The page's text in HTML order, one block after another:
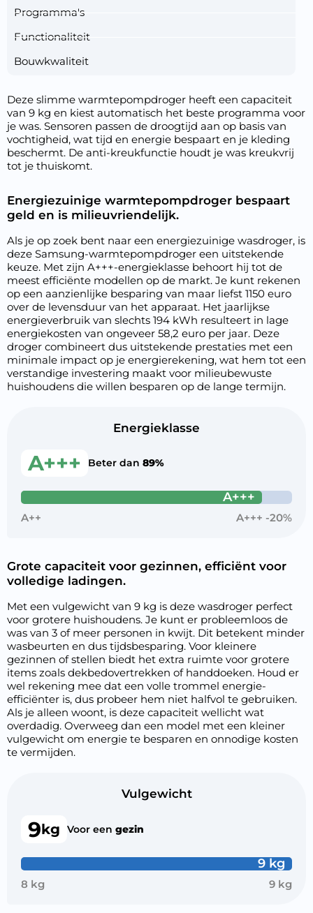
Programma's
Functionaliteit
Bouwkwaliteit
Deze slimme warmtepompdroger heeft een capaciteit
van 9 kg en kiest automatisch het beste programma voor
je was. Sensoren passen de droogtijd aan op basis van
vochtigheid, wat tijd en energie bespaart en je kleding
beschermt. De anti-kreukfunctie houdt je was kreukvrij
tot je thuiskomt.
Energiezuinige warmtepompdroger bespaart
geld en is milieuvriendelijk.
Als je op zoek bent naar een energiezuinige wasdroger, is
deze Samsung-warmtepompdroger een uitstekende
keuze. Met zijn A+++-energieklasse behoort hij tot de
meest efficiënte modellen op de markt. Je kunt rekenen
op een aanzienlijke besparing van maar liefst 1150 euro
over de levensduur van het apparaat. Het jaarlijkse
energieverbruik van slechts 194 kWh resulteert in lage
energiekosten van ongeveer 58,2 euro per jaar. Deze
droger combineert dus uitstekende prestaties met een
minimale impact op je energierekening, wat hem tot een
verstandige investering maakt voor milieubewuste
huishoudens die willen besparen op de lange termijn.
Energieklasse
A+++ Beter dan 89%
A+++
A++ A+++ -20%
Grote capaciteit voor gezinnen, efficiënt voor
volledige ladingen.
Met een vulgewicht van 9 kg is deze wasdroger perfect
voor grotere huishoudens. Je kunt er probleemloos de
was van 3 of meer personen in kwijt. Dit betekent minder
wasbeurten en dus tijdsbesparing. Voor kleinere
gezinnen of stellen biedt het extra ruimte voor grotere
items zoals dekbedovertrekken of handdoeken. Houd er
wel rekening mee dat een volle trommel energie-
efficiënter is, dus probeer hem niet halfvol te gebruiken.
Als je alleen woont, is deze capaciteit wellicht wat
overdadig. Overweeg dan een model met een kleiner
vulgewicht om energie te besparen en onnodige kosten
te vermijden.
Vulgewicht
9kg Voor een gezin
9 kg
8 kg 9 kg